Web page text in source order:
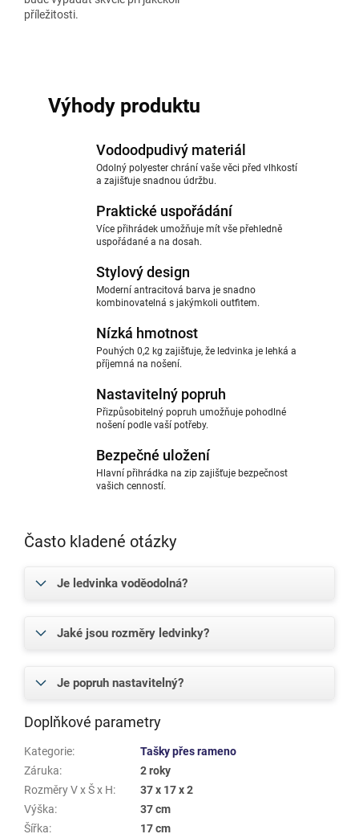
příležitosti.
Výhody produktu
Vodoodpudivý materiál
Odolný polyester chrání vaše věci před vlhkostí
a zajišťuje snadnou údržbu.
Praktické uspořádání
Více přihrádek umožňuje mít vše přehledně
uspořádané a na dosah.
Stylový design
Moderní antracitová barva je snadno
kombinovatelná s jakýmkoli outfitem.
Nízká hmotnost
Pouhých 0,2 kg zajišťuje, že ledvinka je lehká a
příjemná na nošení.
Nastavitelný popruh
Přizpůsobitelný popruh umožňuje pohodlné
nošení podle vaší potřeby.
Bezpečné uložení
Hlavní přihrádka na zip zajišťuje bezpečnost
vašich cenností.
Často kladené otázky
Je ledvinka voděodolná?
Jaké jsou rozměry ledvinky?
Je popruh nastavitelný?
Doplňkové parametry
Kategorie:
Tašky přes rameno
Záruka:
2 roky
Rozměry V x Š x H:
37 x 17 x 2
Výška:
37 cm
Šířka:
17 cm